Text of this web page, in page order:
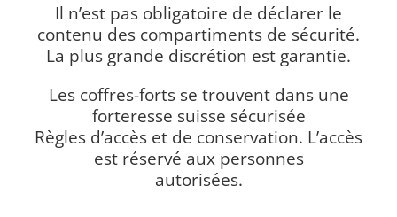
Il n’est pas obligatoire de déclarer le
contenu des compartiments de sécurité.
La plus grande discrétion est garantie.
Les coffres-forts se trouvent dans une
forteresse suisse sécurisée
Règles d’accès et de conservation. L’accès
est réservé aux personnes
autorisées.